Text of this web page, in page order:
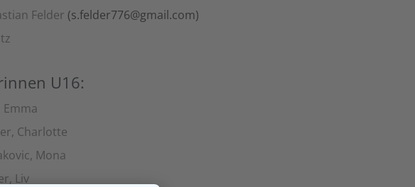
Felder (s.felder776@gmail.com)
U16:
Emma
Charlotte
Mona
Liv